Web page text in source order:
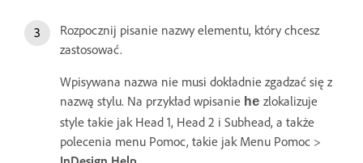
Rozpocznij pisanie nazwy elementu, który chcesz
zastosować.
Wpisywana nazwa nie musi dokładnie zgadzać się z
nazwą stylu. Na przykład wpisanie he zlokalizuje
style takie jak Head 1, Head 2 i Subhead, a także
polecenia menu Pomoc, takie jak Menu Pomoc >